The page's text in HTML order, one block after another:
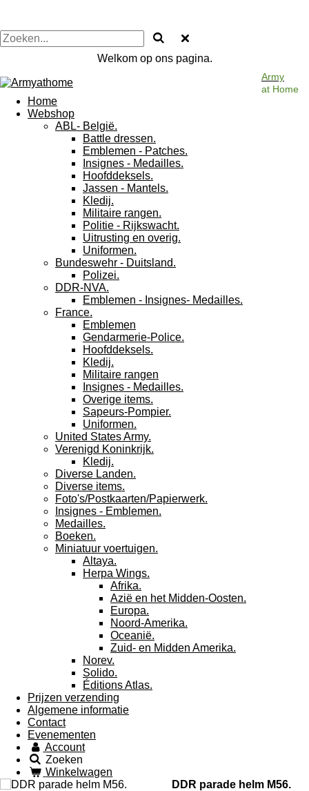
Welkom op ons pagina.
Army
at Home
Home
Webshop
ABL- België.
Battle dressen.
Emblemen - Patches.
Insignes - Medailles.
Hoofddeksels.
Jassen - Mantels.
Kledij.
Militaire rangen.
Politie - Rijkswacht.
Uitrusting en overig.
Uniformen.
Bundeswehr - Duitsland.
Polizei.
DDR-NVA.
Emblemen - Insignes- Medailles.
France.
Emblemen
Gendarmerie-Police.
Hoofddeksels.
Kledij.
Militaire rangen
Insignes - Medailles.
Overige items.
Sapeurs-Pompier.
Uniformen.
United States Army.
Verenigd Koninkrijk.
Kledij.
Diverse Landen.
Diverse items.
Foto's/Postkaarten/Papierwerk.
Insignes - Emblemen.
Medailles.
Boeken.
Miniatuur voertuigen.
Altaya.
Herpa Wings.
Afrika.
Azië en het Midden-Oosten.
Europa.
Noord-Amerika.
Oceanië.
Zuid- en Midden Amerika.
Norev.
Solido.
Éditions Atlas.
Prijzen verzending
Algemene informatie
Contact
Evenementen
Account
Zoeken
Winkelwagen
DDR parade helm M56.